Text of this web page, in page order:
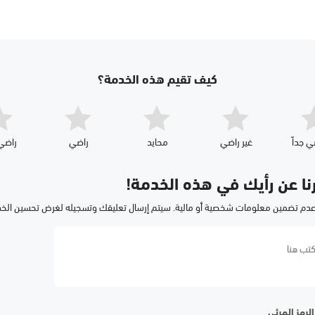
كيف تقيم هذه الخدمة؟
جداّ غير راضي محايد راضي
عن رأيك في هذه الخدمة!
تضمين معلومات شخصية أو مالية. سيتم إرسال تعليقك وتسجيله لغرض تحسين